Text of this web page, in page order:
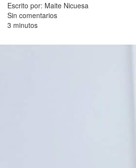
Escrito por: Maite Nicuesa
Sin comentarios
3 minutos